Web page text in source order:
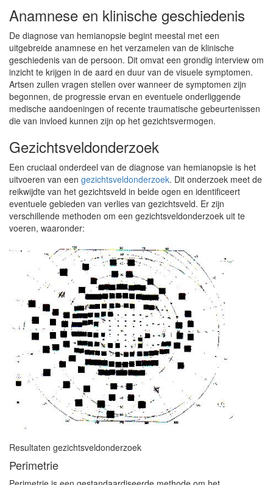
Anamnese en klinische geschiedenis
De diagnose van hemianopsie begint meestal met een
uitgebreide anamnese en het verzamelen van de klinische
geschiedenis van de persoon. Dit omvat een grondig interview om
inzicht te krijgen in de aard en duur van de visuele symptomen.
Artsen zullen vragen stellen over wanneer de symptomen zijn
begonnen, de progressie ervan en eventuele onderliggende
medische aandoeningen of recente traumatische gebeurtenissen
die van invloed kunnen zijn op het gezichtsvermogen.
Gezichtsveldonderzoek
Een cruciaal onderdeel van de diagnose van hemianopsie is het
uitvoeren van een gezichtsveldonderzoek. Dit onderzoek meet de
reikwijdte van het gezichtsveld in beide ogen en identificeert
eventuele gebieden van verlies van gezichtsveld. Er zijn
verschillende methoden om een gezichtsveldonderzoek uit te
voeren, waaronder:
Resultaten gezichtsveldonderzoek
Perimetrie